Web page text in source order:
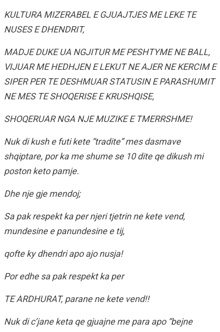
KULTURA MIZERABEL E GJUAJTJES ME LEKE TE
NUSES E DHENDRIT,
MADJE DUKE UA NGJITUR ME PESHTYME NE BALL,
VIJUAR ME HEDHJEN E LEKUT NE AJER NE KERCIM E
SIPER PER TE DESHMUAR STATUSIN E PARASHUMIT
NE MES TE SHOQERISE E KRUSHQISE,
SHOQERUAR NGA NJE MUZIKE E TMERRSHME!
Nuk di kush e futi kete “tradite” mes dasmave
shqiptare, por ka me shume se 10 dite qe dikush mi
poston keto pamje.
Dhe nje gje mendoj;
Sa pak respekt ka per njeri tjetrin ne kete vend,
mundesine e panundesine e tij,
qofte ky dhendri apo ajo nusja!
Por edhe sa pak respekt ka per
TE ARDHURAT, parane ne kete vend!!
Nuk di c’jane keta qe gjuajne me para apo “bejne